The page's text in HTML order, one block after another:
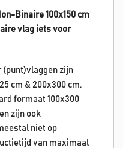
Binaire 100x150 cm
vlag iets voor
(punt)vlaggen zijn
cm & 200x300 cm.
formaat 100x300
zijn ook
niet op
van maximaal